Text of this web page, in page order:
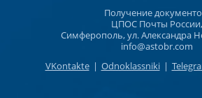
Получение
ЦПОС Почты России,
Симферополь, ул. Александра
info@astobr.com
VKontakte | Odnoklassniki |